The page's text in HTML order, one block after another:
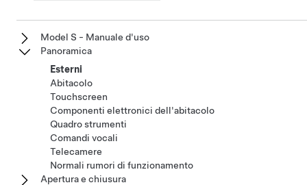
Model S - Manuale d'uso
Panoramica
Esterni
Abitacolo
Touchscreen
Componenti elettronici dell'abitacolo
Quadro strumenti
Comandi vocali
Telecamere
Normali rumori di funzionamento
Apertura e chiusura